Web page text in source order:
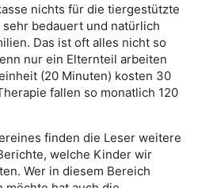
nichts für die tiergestützte
bedauert und natürlich
Das ist oft alles nicht so
nur ein Elternteil arbeiten
(20 Minuten) kosten 30
fallen so monatlich 120
finden die Leser weitere
welche Kinder wir
Wer in diesem Bereich